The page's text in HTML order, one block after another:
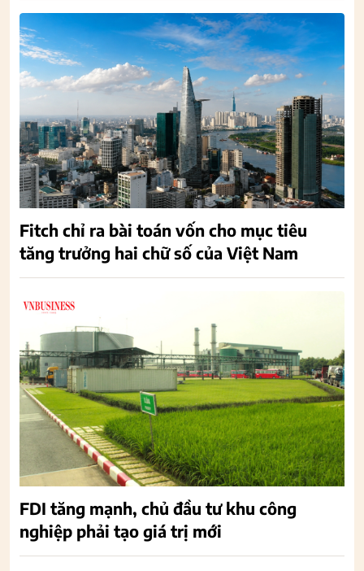
Fitch chỉ ra bài toán vốn cho mục tiêu
tăng trưởng hai chữ số của Việt Nam
FDI tăng mạnh, chủ đầu tư khu công
nghiệp phải tạo giá trị mới